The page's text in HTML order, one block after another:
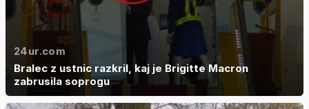
24ur.com
Bralec z ustnic razkril, kaj je Brigitte Macron
zabrusila soprogu